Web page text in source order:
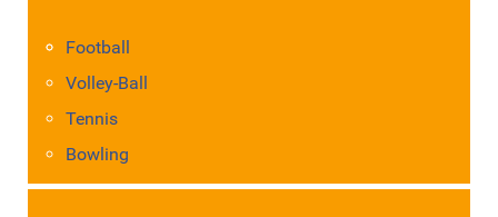
Football
Volley-Ball
Tennis
Bowling